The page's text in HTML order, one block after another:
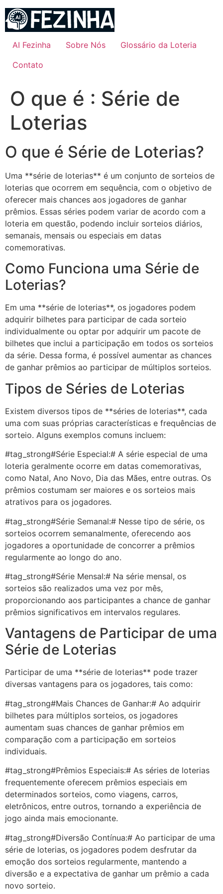
para
conteúdo
AI Fezinha Sobre Nós
Glossário da Loteria
Contato
O que é : Série de
Loterias
O que é Série de Loterias?
Uma **série de loterias** é um conjunto de sorteios de
loterias que ocorrem em sequência, com o objetivo de
oferecer mais chances aos jogadores de ganhar
prêmios. Essas séries podem variar de acordo com a
loteria em questão, podendo incluir sorteios diários,
semanais, mensais ou especiais em datas
comemorativas.
Como Funciona uma Série de
Loterias?
Em uma **série de loterias**, os jogadores podem
adquirir bilhetes para participar de cada sorteio
individualmente ou optar por adquirir um pacote de
bilhetes que inclui a participação em todos os sorteios
da série. Dessa forma, é possível aumentar as chances
de ganhar prêmios ao participar de múltiplos sorteios.
Tipos de Séries de Loterias
Existem diversos tipos de **séries de loterias**, cada
uma com suas próprias características e frequências de
sorteio. Alguns exemplos comuns incluem:
#tag_strong#Série Especial:# A série especial de uma
loteria geralmente ocorre em datas comemorativas,
como Natal, Ano Novo, Dia das Mães, entre outras. Os
prêmios costumam ser maiores e os sorteios mais
atrativos para os jogadores.
#tag_strong#Série Semanal:# Nesse tipo de série, os
sorteios ocorrem semanalmente, oferecendo aos
jogadores a oportunidade de concorrer a prêmios
regularmente ao longo do ano.
#tag_strong#Série Mensal:# Na série mensal, os
sorteios são realizados uma vez por mês,
proporcionando aos participantes a chance de ganhar
prêmios significativos em intervalos regulares.
Vantagens de Participar de uma
Série de Loterias
Participar de uma **série de loterias** pode trazer
diversas vantagens para os jogadores, tais como:
#tag_strong#Mais Chances de Ganhar:# Ao adquirir
bilhetes para múltiplos sorteios, os jogadores
aumentam suas chances de ganhar prêmios em
comparação com a participação em sorteios
individuais.
#tag_strong#Prêmios Especiais:# As séries de loterias
frequentemente oferecem prêmios especiais em
determinados sorteios, como viagens, carros,
eletrônicos, entre outros, tornando a experiência de
jogo ainda mais emocionante.
#tag_strong#Diversão Contínua:# Ao participar de uma
série de loterias, os jogadores podem desfrutar da
emoção dos sorteios regularmente, mantendo a
diversão e a expectativa de ganhar um prêmio a cada
novo sorteio.